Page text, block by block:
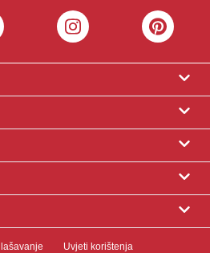
Uvjeti korištenja